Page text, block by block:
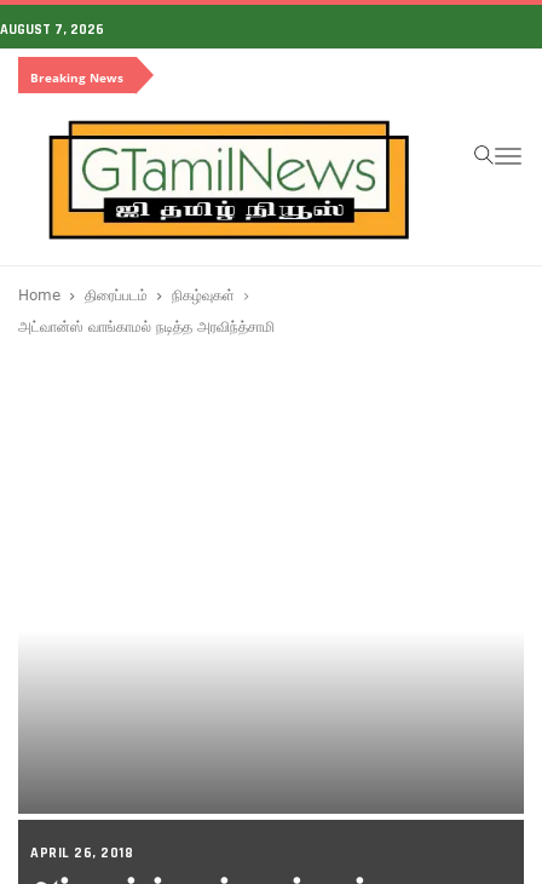
AUGUST 7, 2026
Breaking News
Home திரைப்படம்
நிகழ்வுகள்
அட்வான்ஸ் வாங்காமல் நடித்த அரவிந்த்சாமி
APRIL 26, 2018